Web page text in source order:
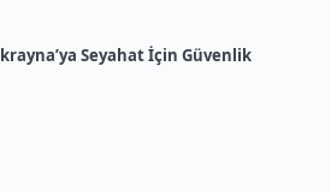
Seyahat İçin Güvenlik